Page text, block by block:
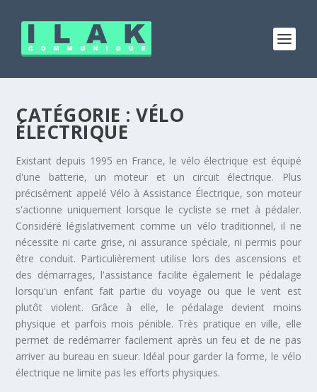
CATÉGORIE :VÉLO
ÉLECTRIQUE
Existant depuis 1995 en France, le vélo électrique est équipé
d'une batterie, un moteur et un circuit électrique. Plus
précisément appelé Vélo à Assistance Électrique, son moteur
s'actionne uniquement lorsque le cycliste se met à pédaler.
Considéré législativement comme un vélo traditionnel, il ne
nécessite ni carte grise, ni assurance spéciale, ni permis pour
être conduit. Particulièrement utilise lors des ascensions et
des démarrages, l'assistance facilite également le pédalage
lorsqu'un enfant fait partie du voyage ou que le vent est
plutôt violent. Grâce à elle, le pédalage devient moins
physique et parfois mois pénible. Très pratique en ville, elle
permet de redémarrer facilement après un feu et de ne pas
arriver au bureau en sueur. Idéal pour garder la forme, le vélo
électrique ne limite pas les efforts physiques.